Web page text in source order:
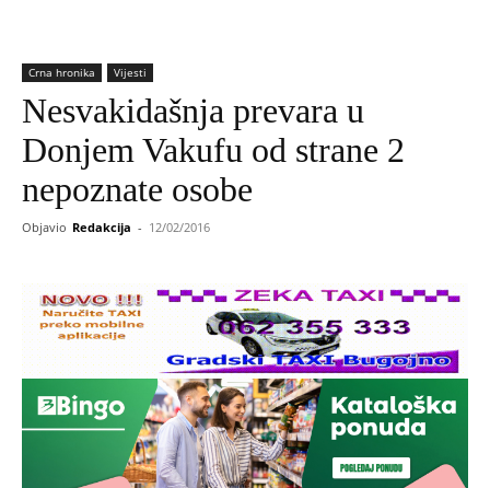
Crna hronika Vijesti
Nesvakidašnja prevara u
Donjem Vakufu od strane 2
nepoznate osobe
Objavio Redakcija - 12/02/2016